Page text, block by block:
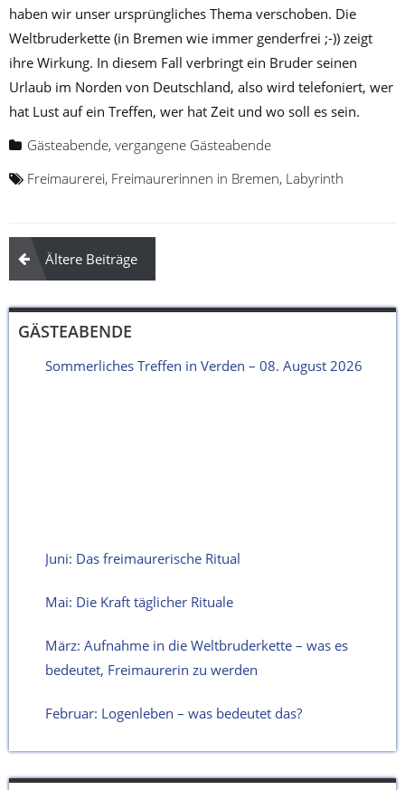
haben wir unser ursprüngliches Thema verschoben. Die
Weltbruderkette (in Bremen wie immer genderfrei ;-)) zeigt
ihre Wirkung. In diesem Fall verbringt ein Bruder seinen
Urlaub im Norden von Deutschland, also wird telefoniert, wer
hat Lust auf ein Treffen, wer hat Zeit und wo soll es sein.
Gästeabende, vergangene Gästeabende
Freimaurerei, Freimaurerinnen in Bremen, Labyrinth
Beitragsnavigation
Ältere Beiträge
GÄSTEABENDE
Sommerliches Treffen in Verden – 08. August 2026
Juni: Das freimaurerische Ritual
Mai: Die Kraft täglicher Rituale
März: Aufnahme in die Weltbruderkette – was es
bedeutet, Freimaurerin zu werden
Februar: Logenleben – was bedeutet das?